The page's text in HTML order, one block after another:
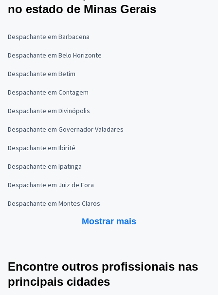
no estado de Minas Gerais
Despachante em Barbacena
Despachante em Belo Horizonte
Despachante em Betim
Despachante em Contagem
Despachante em Divinópolis
Despachante em Governador Valadares
Despachante em Ibirité
Despachante em Ipatinga
Despachante em Juiz de Fora
Despachante em Montes Claros
Mostrar mais
Encontre outros profissionais nas
principais cidades